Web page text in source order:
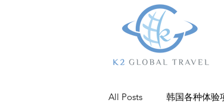
All Posts 韩国各种体验